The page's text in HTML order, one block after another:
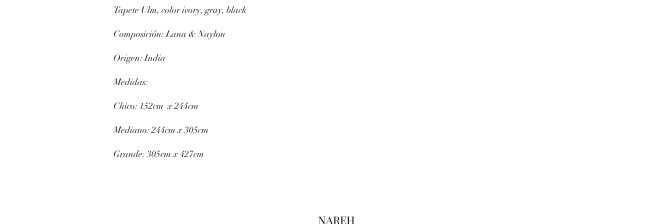
Tapete Ulm, color ivory, gray, black
Composición: Lana & Naylon
Origen: India
Medidas:
Chico: 152cm x 244cm
Mediano: 244cm x 305cm
Grande: 305cm x 427cm
NAREH